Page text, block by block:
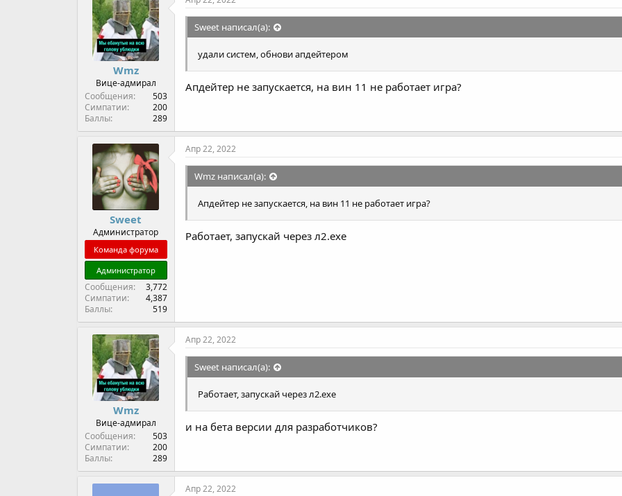
Wmz
Вице-адмирал
Сообщения
503
Симпатии
200
Баллы
289
Sweet написал(а):
удали систем, обнови апдейтером
Апдейтер не запускается, на вин 11 не работает игра?
Sweet
Администратор
Команда форума
Администратор
Сообщения
3,772
Симпатии
4,387
Баллы
519
Апр 22, 2022
Wmz написал(а):
Апдейтер не запускается, на вин 11 не работает игра?
Работает, запускай через л2.exe
Wmz
Вице-адмирал
Сообщения
503
Симпатии
200
Баллы
289
Апр 22, 2022
Sweet написал(а):
Работает, запускай через л2.exe
и на бета версии для разработчиков?
Апр 22, 2022